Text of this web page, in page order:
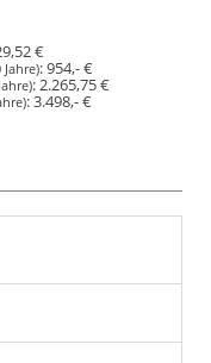
€
:954,- €
:2.265,75 €
:3.498,- €